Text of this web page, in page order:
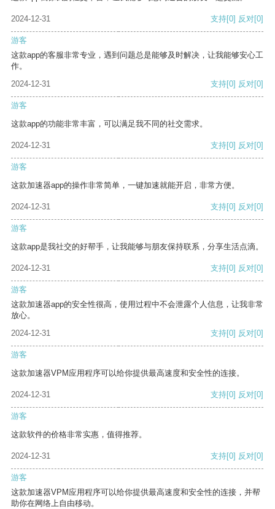
2024-12-31 支持[0] 反对[0]
游客
这款app的客服非常专业，遇到问题总是能够及时解决，让我能够安心工
作。
2024-12-31
支持[0] 反对[0]
游客
这款app的功能非常丰富，可以满足我不同的社交需求。
2024-12-31 支持[0] 反对[0]
游客
这款加速器app的操作非常简单，一键加速就能开启，非常方便。
2024-12-31 支持[0] 反对[0]
游客
这款app是我社交的好帮手，让我能够与朋友保持联系，分享生活点滴。
2024-12-31 支持[0] 反对[0]
游客
这款加速器app的安全性很高，使用过程中不会泄露个人信息，让我非常
放心。
2024-12-31
支持[0] 反对[0]
游客
这款加速器VPM应用程序可以给你提供最高速度和安全性的连接。
2024-12-31 支持[0] 反对[0]
游客
这款软件的价格非常实惠，值得推荐。
2024-12-31 支持[0] 反对[0]
游客
这款加速器VPM应用程序可以给你提供最高速度和安全性的连接，并帮
助你在网络上自由移动。